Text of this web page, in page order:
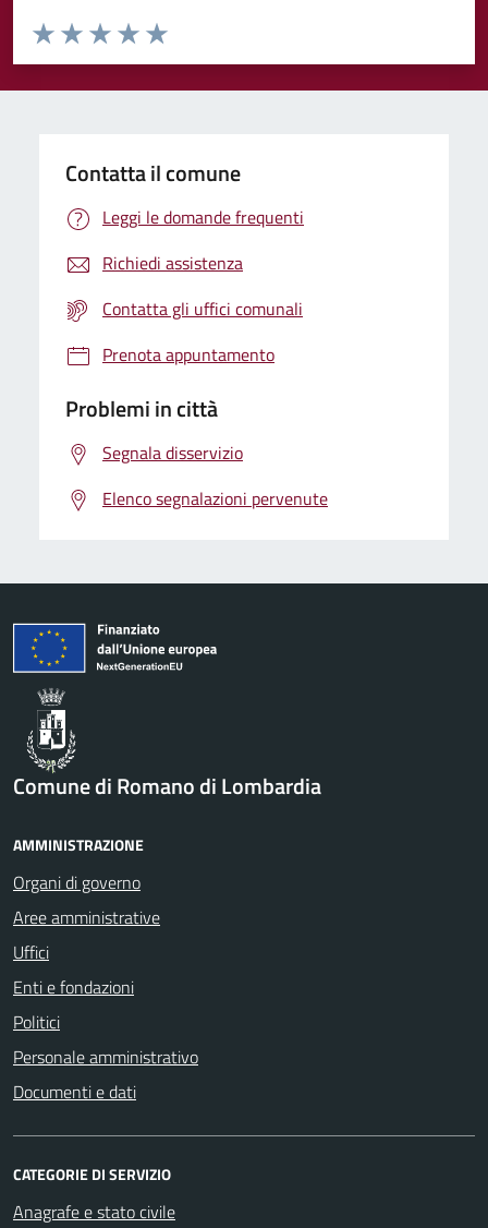
Valuta da 1 a 5 stelle la pagina
Valuta 5 stelle su 5
Valuta 4 stelle su 5
Valuta 3 stelle su 5
Valuta 2 stelle su 5
Valuta 1 stelle su 5
Contatta il comune
Leggi le domande frequenti
Richiedi assistenza
Contatta gli uffici comunali
Prenota appuntamento
Problemi in città
Segnala disservizio
Elenco segnalazioni pervenute
Comune di Romano di Lombardia
AMMINISTRAZIONE
Organi di governo
Aree amministrative
Uffici
Enti e fondazioni
Politici
Personale amministrativo
Documenti e dati
CATEGORIE DI SERVIZIO
Anagrafe e stato civile